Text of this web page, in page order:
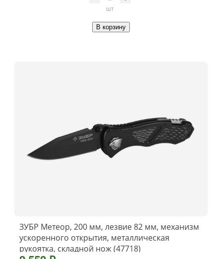
шт
В корзину
ЗУБР Метеор, 200 мм, лезвие 82 мм, механизм
ускоренного открытия, металлическая
рукоятка, складной нож (47718)